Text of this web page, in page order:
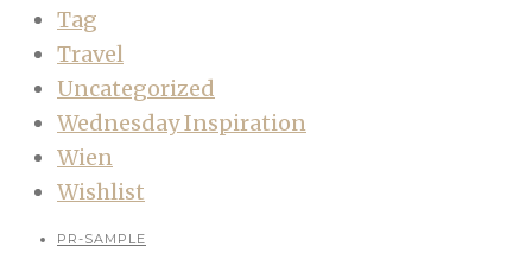
Tag
Travel
Uncategorized
Wednesday Inspiration
Wien
Wishlist
PR-SAMPLE